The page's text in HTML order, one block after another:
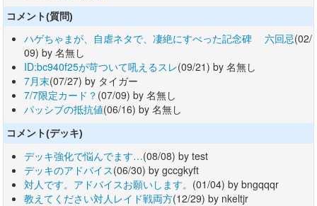
コメント(質問)
ハゲちゃまが、自虐ネタで、凄絶にすべった記念碑 六回忌(02/
09) by 名無し
ID:bc940f25が苛ついて吼えるスレ(09/21) by 名無し
7月末(07/27) by タイガー
7/7限定カード？ (07/09) by 名無し
パッシブの抵抗値(06/16) by 名無し
コメント(デッキ)
デッキ強化で悩んでます…(08/08) by test
デッキのアドバイス(06/30) by gccgkyft
対人です。アドバイスお願いします。 (01/04) by bngqqqr
教えてください対人レイド戦両方(12/29) by nkeltjr